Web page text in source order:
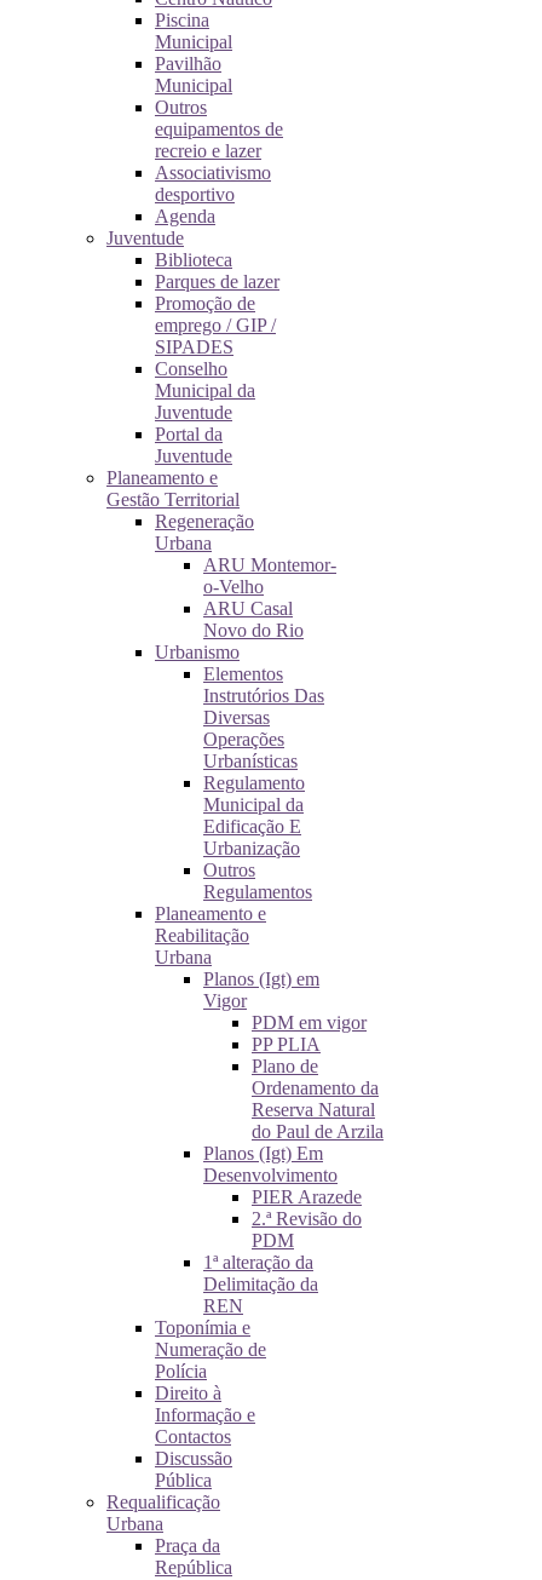
Piscina
Municipal
Pavilhão
Municipal
Outros
equipamentos de
recreio e lazer
Associativismo
desportivo
Agenda
Juventude
Biblioteca
Parques de lazer
Promoção de
emprego / GIP /
SIPADES
Conselho
Municipal da
Juventude
Portal da
Juventude
Planeamento e
Gestão Territorial
Regeneração
Urbana
ARU Montemor-
o-Velho
ARU Casal
Novo do Rio
Urbanismo
Elementos
Instrutórios Das
Diversas
Operações
Urbanísticas
Regulamento
Municipal da
Edificação E
Urbanização
Outros
Regulamentos
Planeamento e
Reabilitação
Urbana
Planos (Igt) em
Vigor
PDM em vigor
PP PLIA
Plano de
Ordenamento da
Reserva Natural
do Paul de Arzila
Planos (Igt) Em
Desenvolvimento
PIER Arazede
2.ª Revisão do
PDM
1ª alteração da
Delimitação da
REN
Toponímia e
Numeração de
Polícia
Direito à
Informação e
Contactos
Discussão
Pública
Requalificação
Urbana
Praça da
República